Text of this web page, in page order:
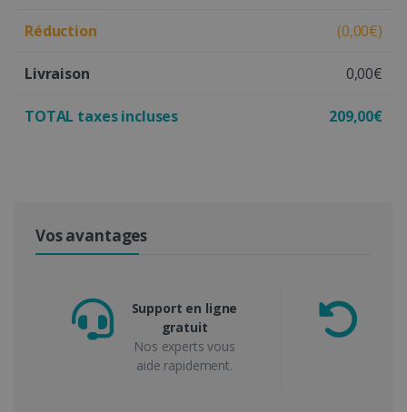
Réduction (0,00€)
Livraison 0,00€
TOTAL taxes incluses 209,00€
Vos avantages
Support en ligne
gratuit
Nos experts vous
aide rapidement.